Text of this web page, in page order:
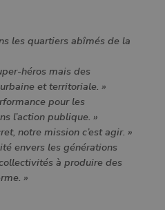
les quartiers abîmés de la
héros mais des
et territoriale. »
pour les
l’action publique. »
notre mission c’est agir. »
envers les générations
à produire des
»